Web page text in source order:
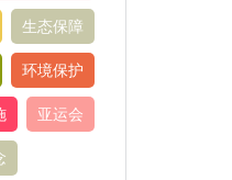
生态保障
环境保护
亚运会